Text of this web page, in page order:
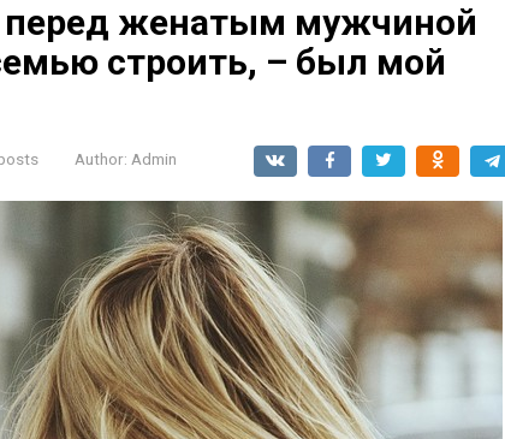
перед женатым мужчиной
строить, – был мой
Author: Admin